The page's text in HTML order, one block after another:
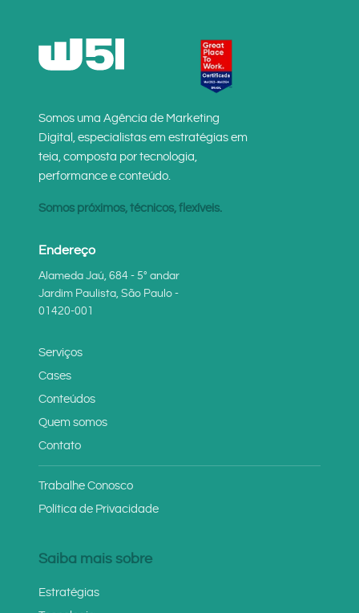
Somos uma Agência de Marketing
Digital, especialistas em estratégias em
teia, composta por tecnologia,
performance e conteúdo.
Somos próximos, técnicos, flexíveis.
Endereço
Alameda Jaú, 684 - 5° andar
Jardim Paulista, São Paulo -
01420-001
Serviços
Cases
Conteúdos
Quem somos
Contato
Trabalhe Conosco
Política de Privacidade
Saiba mais sobre
Estratégias